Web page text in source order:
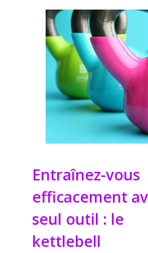
Entraînez-vous
efficacement
seul outil : le
kettlebell